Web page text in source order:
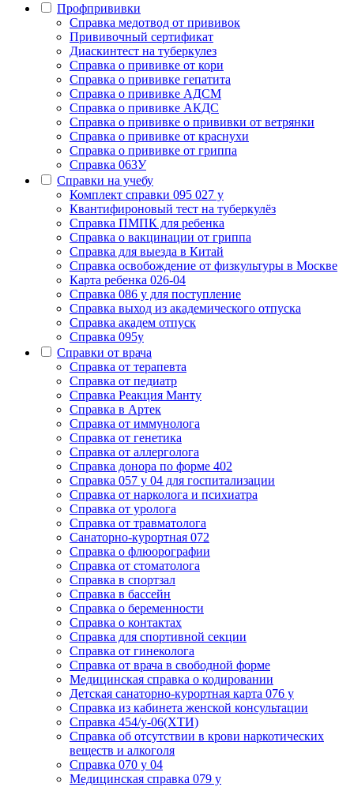
Профпрививки
Справка медотвод от прививок
Прививочный сертификат
Диаскинтест на туберкулез
Cправка о прививке от кори
Cправка о прививке гепатита
Справка о прививке АДСМ
Справка о прививке АКДС
Справка о прививке о прививки от ветрянки
Справка о прививке от краснухи
Справка о прививке от гриппа
Справка 063У
Справки на учебу
Комплект справки 095 027 у
Квантифироновый тест на туберкулёз
Справка ПМПК для ребенка
Справка о вакцинации от гриппа
Справка для выезда в Китай
Справка освобождение от физкультуры в Москве
Карта ребенка 026-04
Справка 086 у для поступление
Справка выход из академического отпуска
Справка академ отпуск
Справка 095у
Справки от врача
Справка от терапевта
Справка от педиатр
Cправка Реакция Манту
Cправка в Артек
Cправка от иммунолога
Cправка от генетика
Cправка от аллерголога
Cправка донора по форме 402
Cправка 057 у 04 для госпитализации
Справка от нарколога и психиатра
Cправка от уролога
Справка от травматолога
Санаторно-курортная 072
Справка о флюорографии
Справка от стоматолога
Справка в спортзал
Справка в бассейн
Справка о беременности
Справка о контактах
Справка для спортивной секции
Справка от гинеколога
Справка от врача в свободной форме
Медицинская справка о кодировании
Детская санаторно-курортная карта 076 у
Справка из кабинета женской консультации
Справка 454/у-06(ХТИ)
Справка об отсутствии в крови наркотических
веществ и алкоголя
Справка 070 у 04
Медицинская справка 079 у